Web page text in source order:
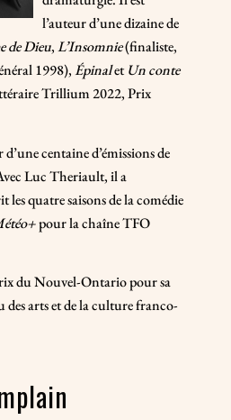
l’auteur d’une dizaine de
de Dieu,L’Insomnie(finaliste,
1998),Épinalet Un conte
Trillium 2022, Prix
centaine d’émissions de
Luc Theriault, il a
les quatre saisons de la comédie
pour la chaîne TFO
du Nouvel-Ontario pour sa
arts et de la culture franco-